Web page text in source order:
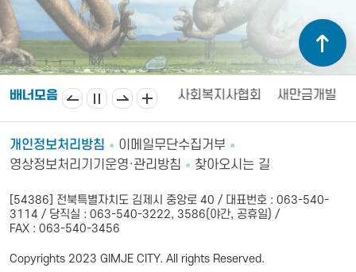
배너모음
내콜센터110 도로명주소 사회복지사협회 새만금개발청
개인정보처리방침
이메일무단수집거부
영상정보처리기기운영·관리방침
찾아오시는 길
[54386] 전북특별자치도 김제시 중앙로 40 / 대표번호 : 063-540-
3114 / 당직실 : 063-540-3222, 3586(야간, 공휴일) /
FAX : 063-540-3456
Copyrights 2023 GIMJE CITY. All rights Reserved.